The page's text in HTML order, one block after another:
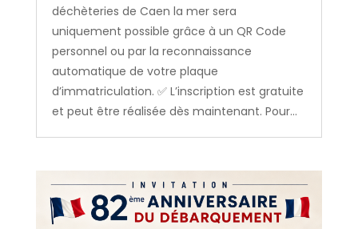
déchèteries de Caen la mer sera
uniquement possible grâce à un QR Code
personnel ou par la reconnaissance
automatique de votre plaque
d’immatriculation. ✅ L’inscription est gratuite
et peut être réalisée dès maintenant. Pour...